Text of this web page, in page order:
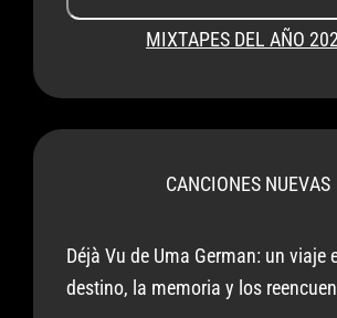
MIXTAPES DEL AÑO
CANCIONES NUEVAS
Déjà Vu de Uma German: un viaje
destino, la memoria y los